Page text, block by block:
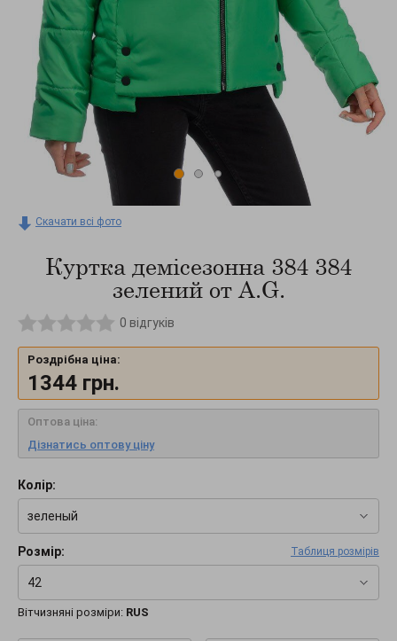
Скачати всі фото
Куртка демісезонна 384 384
зелений от A.G.
0 відгуків
Роздрібна ціна:
1344 грн.
Оптова ціна:
Дізнатись оптову ціну
Колір:
зеленый
Розмір: Таблиця розмірів
42
Вітчизняні розміри: RUS